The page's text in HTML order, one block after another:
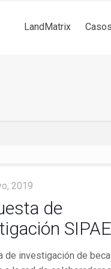
LandMatrix Casos
2019
de
SIPAE
de investigación de